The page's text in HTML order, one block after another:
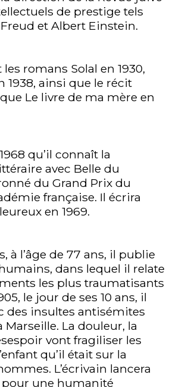
de prestige tels
et Albert Einstein.
romans Solal en 1930,
1938, ainsi que le récit
Le livre de ma mère en
qu’il connaît la
avec Belle du
du Grand Prix du
française. Il écrira
en 1969.
à l’âge de 77 ans, il publie
dans lequel il relate
les plus traumatisants
le jour de ses 10 ans, il
des insultes antisémites
Marseille. La douleur, la
vont fragiliser les
qu’il était sur la
L’écrivain lancera
une humanité